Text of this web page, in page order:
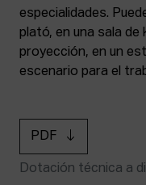
especialidades.
plató, en una sala de
proyección, en un
escenario para el
PDF
Dotación técnica a